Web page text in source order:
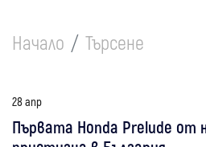
Начало Търсене
28 апр
Първата Honda Prelude от